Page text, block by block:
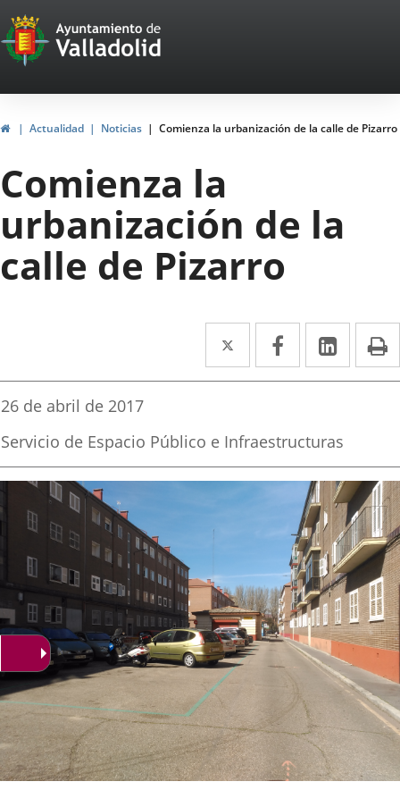
Portal
Web
del
Ayuntamiento
de
Valladolid
InicioActualidad Noticias Comienza la urbanización de la calle de Pizarro
Comienza la
urbanización de la
calle de Pizarro
Twitter
Enlace
a
aplicación
externa.
Facebook
Enlace
a
externa.
Enlace
a
Fecha
la
noticia
26 de abril de 2017
Fuente
la
noticia
Servicio de Espacio Público e Infraestructuras